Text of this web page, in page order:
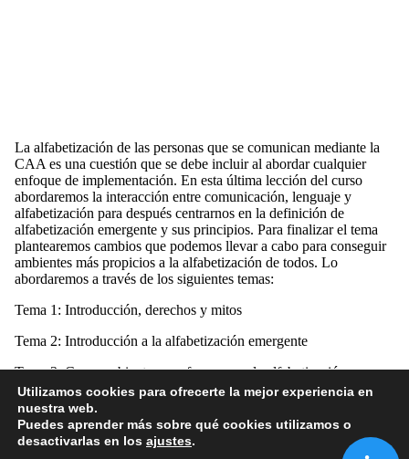
La alfabetización de las personas que se comunican mediante la
CAA es una cuestión que se debe incluir al abordar cualquier
enfoque de implementación. En esta última lección del curso
abordaremos la interacción entre comunicación, lenguaje y
alfabetización para después centrarnos en la definición de
alfabetización emergente y sus principios. Para finalizar el tema
plantearemos cambios que podemos llevar a cabo para conseguir
ambientes más propicios a la alfabetización de todos. Lo
abordaremos a través de los siguientes temas:
Tema 1: Introducción, derechos y mitos
Tema 2: Introducción a la alfabetización emergente
Tema 3: Crear ambientes que favorezcan la alfabetización
Utilizamos cookies para ofrecerte la mejor experiencia en
nuestra web.
Puedes aprender más sobre qué cookies utilizamos o
desactivarlas en los ajustes.